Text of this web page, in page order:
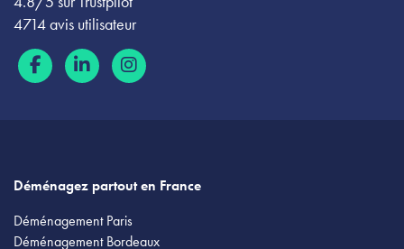
4714 avis utilisateur
Déménagez partout en France
Déménagement Paris
Déménagement Bordeaux